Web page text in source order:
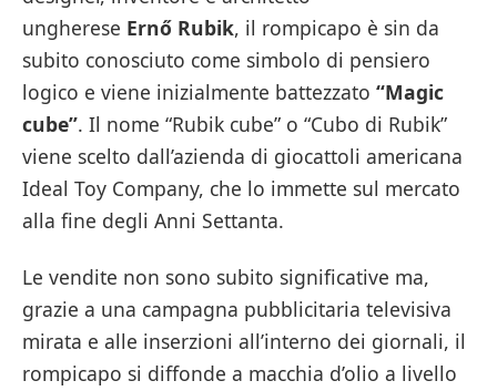
ungherese Ernő Rubik, il rompicapo è sin da
subito conosciuto come simbolo di pensiero
logico e viene inizialmente battezzato “Magic
cube”. Il nome “Rubik cube” o “Cubo di Rubik”
viene scelto dall’azienda di giocattoli americana
Ideal Toy Company, che lo immette sul mercato
alla fine degli Anni Settanta.
Le vendite non sono subito significative ma,
grazie a una campagna pubblicitaria televisiva
mirata e alle inserzioni all’interno dei giornali, il
rompicapo si diffonde a macchia d’olio a livello